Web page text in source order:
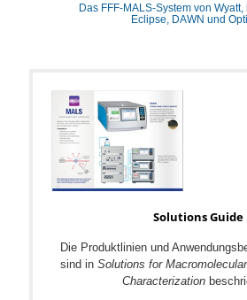
Das FFF-MALS-System von
Eclipse, DAWN und
Solutions Guide
Die Produktlinien und
sind in Solutions for
Characterization